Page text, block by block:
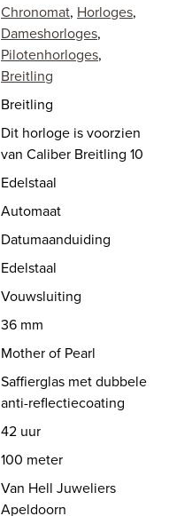
Chronomat, Horloges,
Dameshorloges,
Pilotenhorloges,
Breitling
Breitling
Dit horloge is voorzien
van Caliber Breitling 10
Edelstaal
Automaat
Datumaanduiding
Edelstaal
Vouwsluiting
36 mm
Mother of Pearl
Saffierglas met dubbele
anti-reflectiecoating
42 uur
100 meter
Van Hell Juweliers
Apeldoorn